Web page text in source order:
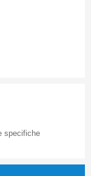
specifiche